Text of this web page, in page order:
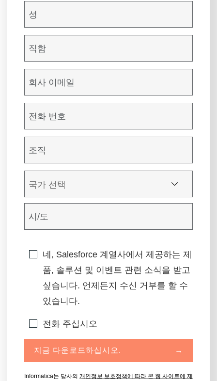
네, Salesforce 계열사에서 제공하는 제
품, 솔루션 및 이벤트 관련 소식을 받고
싶습니다. 언제든지 수신 거부를 할 수
있습니다.
전화 주십시오
지금 다운로드하십시오. →
Informatica는 당사의 개인정보 보호정책에 따라 본 웹 사이트에 제